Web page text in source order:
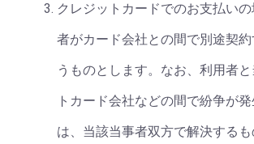
クレジットカードでのお支払い
者がカード会社との間で別途契
うものとします。なお、利用者
トカード会社などの間で紛争が
は、当該当事者双方で解決する